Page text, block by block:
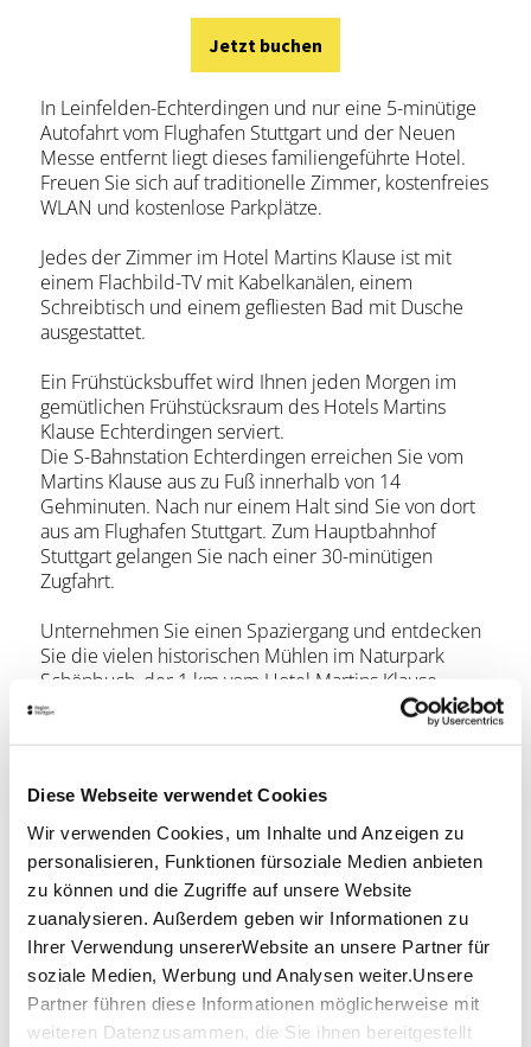
Diese Webseite verwendet Cookies
Wir verwenden Cookies, um Inhalte und Anzeigen zu
personalisieren, Funktionen fürsoziale Medien anbieten
zu können und die Zugriffe auf unsere Website
zuanalysieren. Außerdem geben wir Informationen zu
Ihrer Verwendung unsererWebsite an unsere Partner für
soziale Medien, Werbung und Analysen weiter.Unsere
Partner führen diese Informationen möglicherweise mit
weiteren Datenzusammen, die Sie ihnen bereitgestellt
Jetzt buchen
In Leinfelden-Echterdingen und nur eine 5-minütige
Autofahrt vom Flughafen Stuttgart und der Neuen
Messe entfernt liegt dieses familiengeführte Hotel.
Freuen Sie sich auf traditionelle Zimmer, kostenfreies
WLAN und kostenlose Parkplätze.
Jedes der Zimmer im Hotel Martins Klause ist mit
einem Flachbild-TV mit Kabelkanälen, einem
Schreibtisch und einem gefliesten Bad mit Dusche
ausgestattet.
Ein Frühstücksbuffet wird Ihnen jeden Morgen im
gemütlichen Frühstücksraum des Hotels Martins
Klause Echterdingen serviert.
Die S-Bahnstation Echterdingen erreichen Sie vom
Martins Klause aus zu Fuß innerhalb von 14
Gehminuten. Nach nur einem Halt sind Sie von dort
aus am Flughafen Stuttgart. Zum Hauptbahnhof
Stuttgart gelangen Sie nach einer 30-minütigen
Zugfahrt.
Unternehmen Sie einen Spaziergang und entdecken
Sie die vielen historischen Mühlen im Naturpark
Schönbuch, der 1 km vom Hotel Martins Klause
entfernt beginnt.